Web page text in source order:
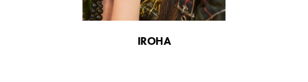
IROHA